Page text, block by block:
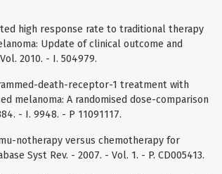
high response rate to traditional therapy
Update of clinical outcome and
2010. - I. 504979.
death-receptor-1 treatment with
melanoma: A randomised dose-comparison
- I. 9948. - P 11091117.
notherapy versus chemotherapy for
Syst Rev. - 2007. - Vol. 1. - P. CD005413.